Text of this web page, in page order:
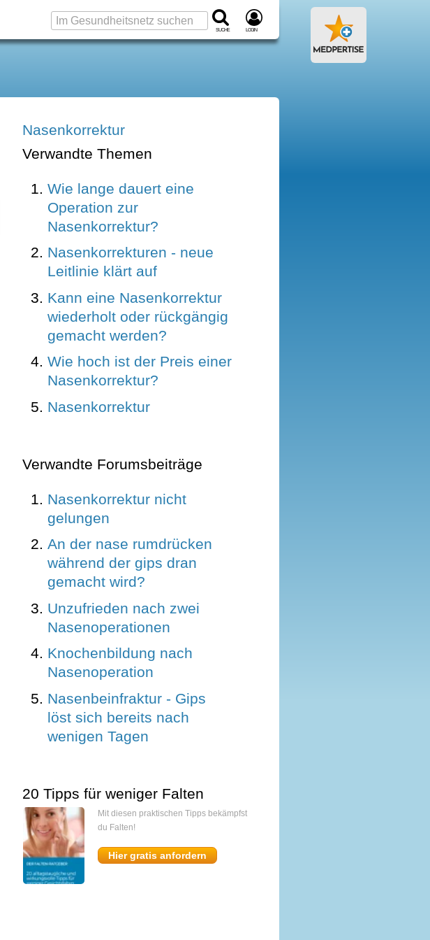
Suche Login
Nasenkorrektur
Verwandte Themen
Wie lange dauert eine
Operation zur
Nasenkorrektur?
Nasenkorrekturen - neue
Leitlinie klärt auf
Kann eine Nasenkorrektur
wiederholt oder rückgängig
gemacht werden?
Wie hoch ist der Preis einer
Nasenkorrektur?
Nasenkorrektur
Verwandte Forumsbeiträge
Nasenkorrektur nicht
gelungen
An der nase rumdrücken
während der gips dran
gemacht wird?
Unzufrieden nach zwei
Nasenoperationen
Knochenbildung nach
Nasenoperation
Nasenbeinfraktur - Gips
löst sich bereits nach
wenigen Tagen
20 Tipps für weniger Falten
Mit diesen praktischen Tipps bekämpfst
du Falten!
Hier gratis anfordern